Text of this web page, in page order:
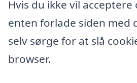
Hvis du ikke vil acceptere
enten forlade siden med
selv sørge for at slå
browser.